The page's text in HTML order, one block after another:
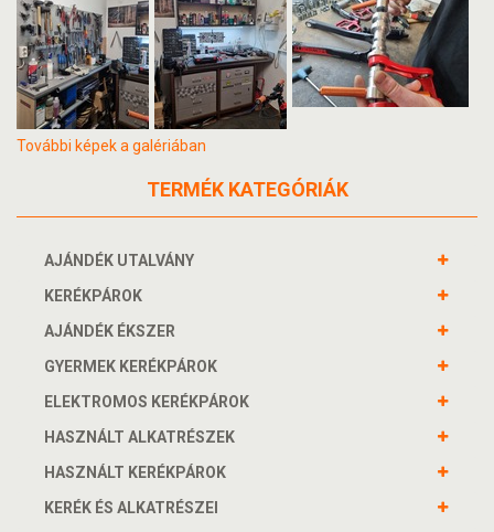
További képek a galériában
TERMÉK KATEGÓRIÁK
AJÁNDÉK UTALVÁNY
KERÉKPÁROK
AJÁNDÉK ÉKSZER
GYERMEK KERÉKPÁROK
ELEKTROMOS KERÉKPÁROK
HASZNÁLT ALKATRÉSZEK
HASZNÁLT KERÉKPÁROK
KERÉK ÉS ALKATRÉSZEI